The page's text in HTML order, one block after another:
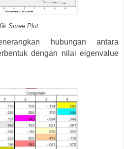
Scree Plot
hubungan antara
dengan nilai eigenvalue